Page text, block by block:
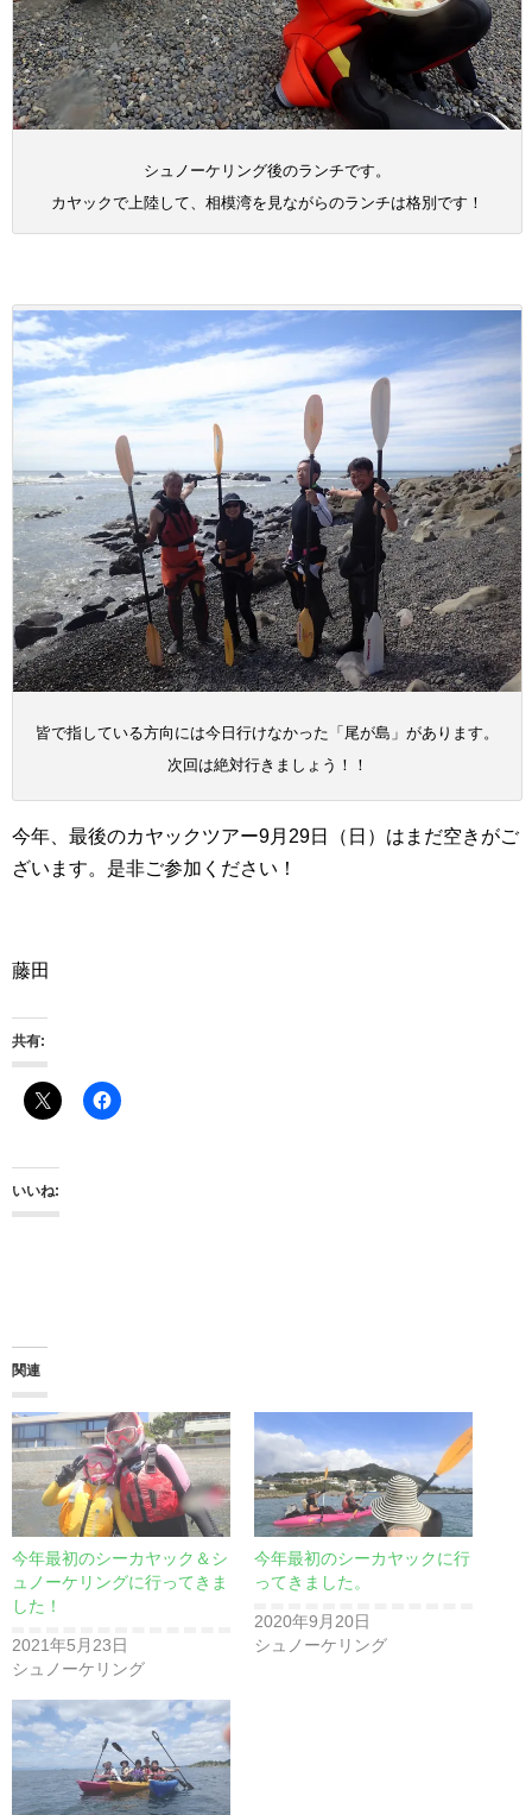
シュノーケリング後のランチです。
カヤックで上陸して、相模湾を見ながらのランチは格別です！
皆で指している方向には今日行けなかった「尾が島」があります。
次回は絶対行きましょう！！
今年、最後のカヤックツアー9月29日（日）はまだ空きがご
ざいます。是非ご参加ください！
藤田
共有:
いいね:
関連
今年最初のシーカヤック＆シ
ュノーケリングに行ってきま
した！
2021年5月23日
シュノーケリング
今年最初のシーカヤックに行
ってきました。
2020年9月20日
シュノーケリング